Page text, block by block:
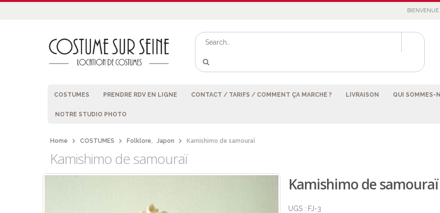
BIENVENUE
COSTUMES PRENDRE RDV EN LIGNE CONTACT / TARIFS / COMMENT ÇA MARCHE ? LIVRAISON QUI SOMMES-
NOTRE STUDIO PHOTO
Home COSTUMES Folklore, Japon Kamishimo de samouraï
Kamishimo de samouraï
Kamishimo de samouraï
UGS : FJ-3